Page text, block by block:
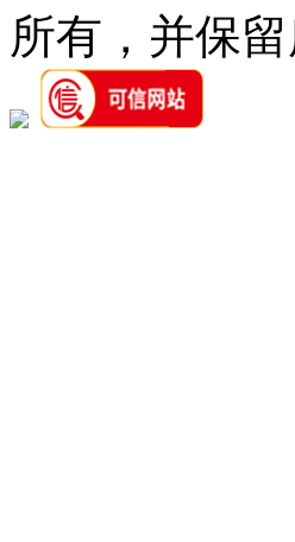
所有，并保留